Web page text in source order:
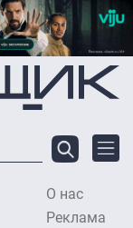
О нас
Реклама